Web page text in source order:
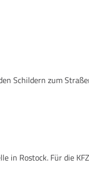
Schildern zum
in Rostock. Für die